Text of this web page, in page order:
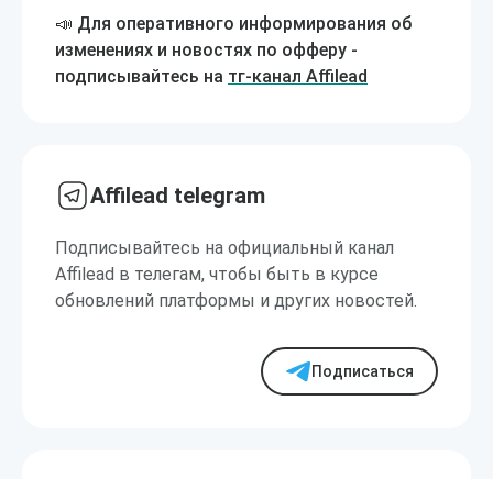
📣 Для оперативного информирования об
изменениях и новостях по офферу -
подписывайтесь на тг-канал Affilead
Affilead telegram
Подписывайтесь на официальный канал
Affilead в телегам, чтобы быть в курсе
обновлений платформы и других новостей.
Подписаться